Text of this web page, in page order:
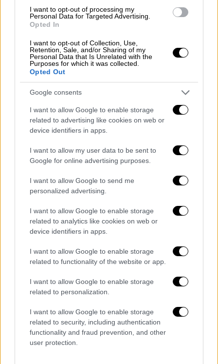
I want to opt-out of processing my
Personal Data for Targeted Advertising.
Opted In
I want to opt-out of Collection, Use,
Retention, Sale, and/or Sharing of my
Personal Data that Is Unrelated with the
Purposes for which it was collected.
Opted Out
Google consents
I want to allow Google to enable storage
related to advertising like cookies on web or
device identifiers in apps.
I want to allow my user data to be sent to
Google for online advertising purposes.
I want to allow Google to send me
personalized advertising.
I want to allow Google to enable storage
related to analytics like cookies on web or
device identifiers in apps.
I want to allow Google to enable storage
related to functionality of the website or app.
I want to allow Google to enable storage
related to personalization.
I want to allow Google to enable storage
related to security, including authentication
functionality and fraud prevention, and other
user protection.
Μεταξύ των υπολοίπων, ηΠολιτική
Γραμματεία του ΣΥΡΙΖΑ ΠΣ αποφάσισε ότι
τελικά δεν υπάρχει εμπάργκο
Νέας Αριστεράς στα τηλεοπτικά πάνελ,
ς διαμηνύσε προ δυο ημερών σε
δημοσιογράφο- παρουσιαστή τηλεοπτικής
εκπομπής κορυφαίο στέλεχος και
βουλευτής πουστήριξε από την πρώτη μέρα
τον Στέφανο Κασσελάκη. Ίσως μια μέρα
απαντηθεί εάν ο βορειοελλαδίτης
βουλευτή
ς πήρε μόνος του πρωτοβουλία
διακηρύξει ότι στελέχη του ΣΥΡΙΖΑ δε θα
με στελέχη της Νέας Αριστεράς.
Κασσελάκη για την αναφορά σε
«τουρκική μειονότητα»
θετική εξέλιξη για τον ελληνοτουρκικό
διάλογο αποτιμά ο ΣΥΡΙΖΑΠΣ την επίσκεψη
Ερντογάν και τησύγκληση του Ανωτάτου
Συμβουλίου Συνεργασίας,
ζητώντας ωστόσο
που υπεγράφη κατοχυρώνει τα συμφέροντα
της Ελλάδας. Βασικό σημείο κριτικής
αποτελεί η αναφορά του Τούρκου προέδρου